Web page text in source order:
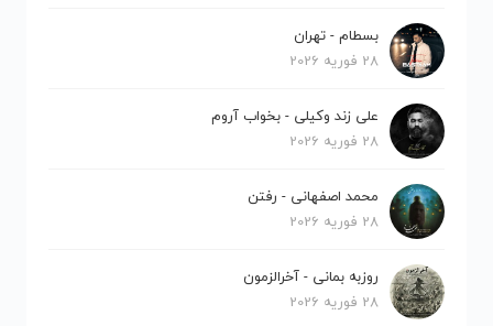
بسطام - تهران
28 فوریه 2026
علی زند وکیلی - بخواب آروم
28 فوریه 2026
محمد اصفهانی - رفتن
28 فوریه 2026
روزبه بمانی - آخرالزمون
28 فوریه 2026